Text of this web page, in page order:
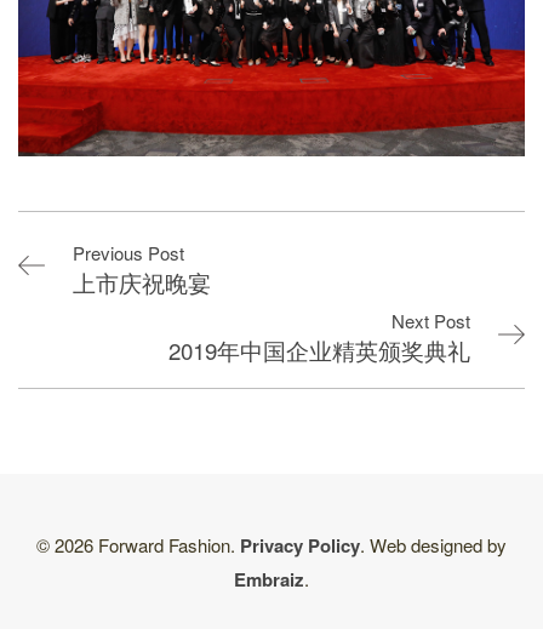
Previous Post
上市庆祝晚宴
Next Post
2019年中国企业精英颁奖典礼
© 2026 Forward Fashion. Privacy Policy. Web designed by
Embraiz.